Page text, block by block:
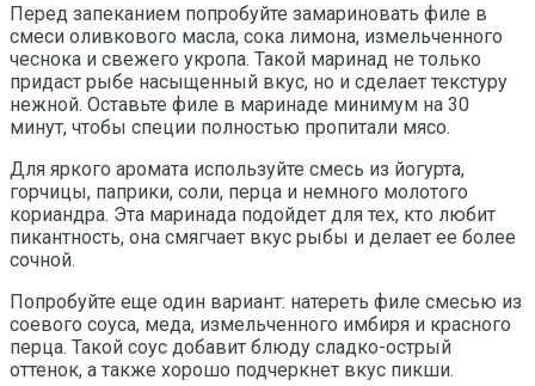
Перед запеканием попробуйте замариновать филе в
смеси оливкового масла, сока лимона, измельченного
чеснока и свежего укропа. Такой маринад не только
придаст рыбе насыщенный вкус, но и сделает текстуру
нежной. Оставьте филе в маринаде минимум на 30
минут, чтобы специи полностью пропитали мясо.
Для яркого аромата используйте смесь из йогурта,
горчицы, паприки, соли, перца и немного молотого
кориандра. Эта маринада подойдет для тех, кто любит
пикантность, она смягчает вкус рыбы и делает ее более
сочной.
Попробуйте еще один вариант: натереть филе смесью из
соевого соуса, меда, измельченного имбиря и красного
перца. Такой соус добавит блюду сладко-острый
оттенок, а также хорошо подчеркнет вкус пикши.